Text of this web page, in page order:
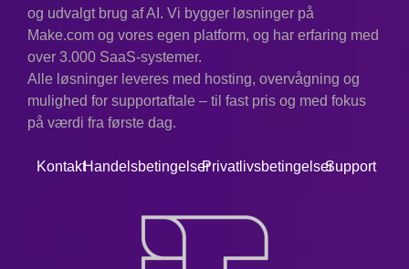
Kontekst:Wiener var banebrydende
inden for tanken om automatiseringens
effekt på både mennesker og maskiner
og så dens potentiale som et middel til
fremgang.
og udvalgt brug af AI. Vi bygger løsninger på
Make.com og vores egen platform, og har erfaring med
over 3.000 SaaS-systemer.
Alle løsninger leveres med hosting, overvågning og
mulighed for supportaftale – til fast pris og med fokus
på værdi fra første dag.
KontaktHandelsbetingelserPrivatlivsbetingelserSupport